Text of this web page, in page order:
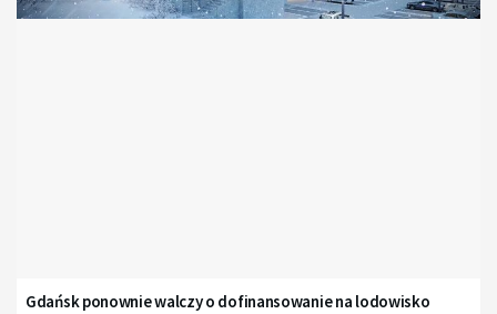
Gdańsk ponownie walczy o dofinansowanie na lodowisko